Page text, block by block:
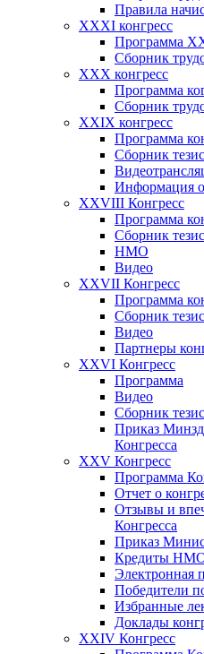
Правила
XXXI конгресс
Программа
Сборник
XXX конгресс
Программа
Сборник
XXIX конгресс
Программа
Сборник
Информация
XXVIII Конгресс
Программа
Сборник
НМО
Видео
XXVII Конгресс
Программа
Сборник
Видео
Партнеры
XXVI Конгресс
Программа
Видео
Сборник
Приказ
Конгресса
XXV Конгресс
Программа
Отчет о
Отзывы и
Конгресса
Приказ
Кредиты НМО
Электронная
Победители
Избранные
Доклады
XXIV Конгресс